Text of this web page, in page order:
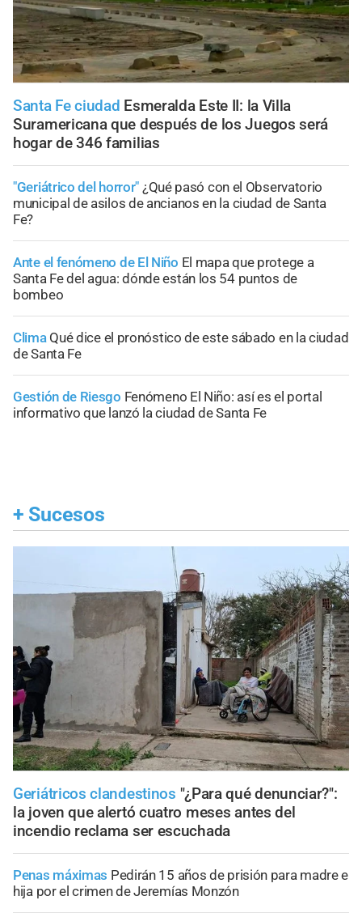
Santa Fe ciudad Esmeralda Este II: la Villa
Suramericana que después de los Juegos será
hogar de 346 familias
"Geriátrico del horror" ¿Qué pasó con el Observatorio
municipal de asilos de ancianos en la ciudad de Santa
Fe?
Ante el fenómeno de El Niño El mapa que protege a
Santa Fe del agua: dónde están los 54 puntos de
bombeo
Clima Qué dice el pronóstico de este sábado en la ciudad
de Santa Fe
Gestión de Riesgo Fenómeno El Niño: así es el portal
informativo que lanzó la ciudad de Santa Fe
+ Sucesos
Geriátricos clandestinos "¿Para qué denunciar?":
la joven que alertó cuatro meses antes del
incendio reclama ser escuchada
Penas máximas Pedirán 15 años de prisión para madre e
hija por el crimen de Jeremías Monzón